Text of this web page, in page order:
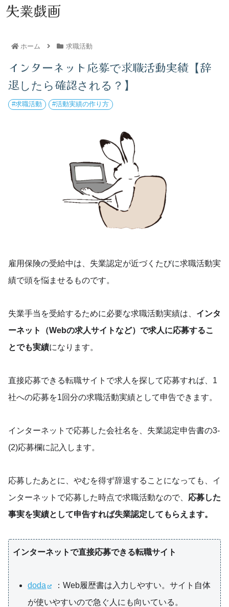
失業戯画
ホーム 求職活動
インターネット応募で求職活動実績【辞
退したら確認される？】
求職活動 活動実績の作り方
雇用保険の受給中は、失業認定が近づくたびに求職活動実
績で頭を悩ませるものです。
失業手当を受給するために必要な求職活動実績は、 インタ
ーネット（Webの求人サイトなど）で求人に応募するこ
とでも実績になります。
直接応募できる転職サイトで求人を探して応募すれば、1
社への応募を1回分の求職活動実績として申告できます。
インターネットで応募した会社名を、失業認定申告書の3-
(2)応募欄に記入します。
応募したあとに、やむを得ず辞退することになっても、イ
ンターネットで応募した時点で求職活動なので、 応募した
事実を実績として申告すれば失業認定してもらえます。
インターネットで直接応募できる転職サイト
doda
：Web履歴書は入力しやすい。サイト自体
が使いやすいので急ぐ人にも向いている。